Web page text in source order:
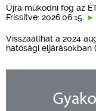
Újra működni fog az
Frissítve: 2026.06.15.
Visszaállhat a 2024
hatósági eljárásokban